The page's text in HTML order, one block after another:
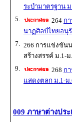
ระบำมาตรฐาน ม
5.
264 ก
นาฏศิลป์ไทยอนุ
7.
266 การแข่งขัน
สร้างสรรค์ ม.1-ม
9.
268 ก
แสดงตลก ม.1-ม
009 ภาษาต่างประ